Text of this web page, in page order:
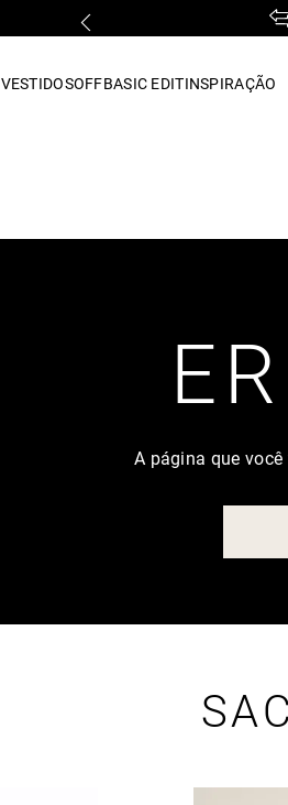
VESTIDOSOFFBASIC EDITINSPIRAÇÃO
A página que